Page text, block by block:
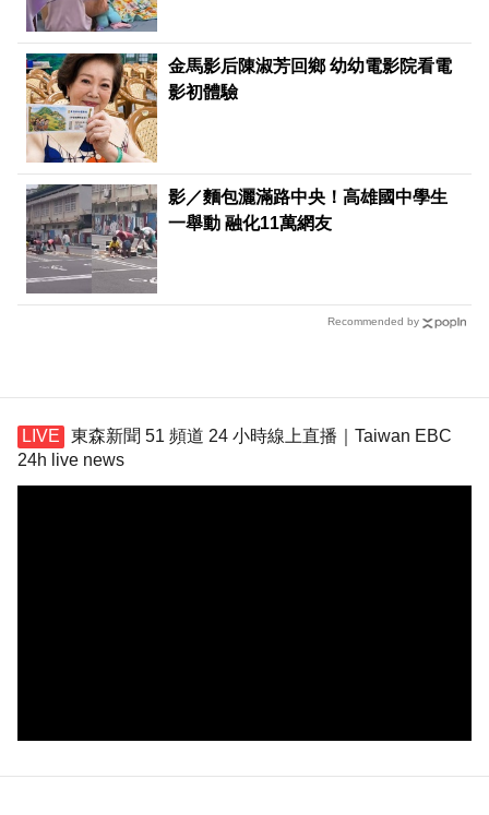
金馬影后陳淑芳回鄉 幼幼電影院看電
影初體驗
影／麵包灑滿路中央！高雄國中學生
一舉動 融化11萬網友
Recommended by
東森新聞 51 頻道 24 小時線上直播｜Taiwan EBC
24h live news